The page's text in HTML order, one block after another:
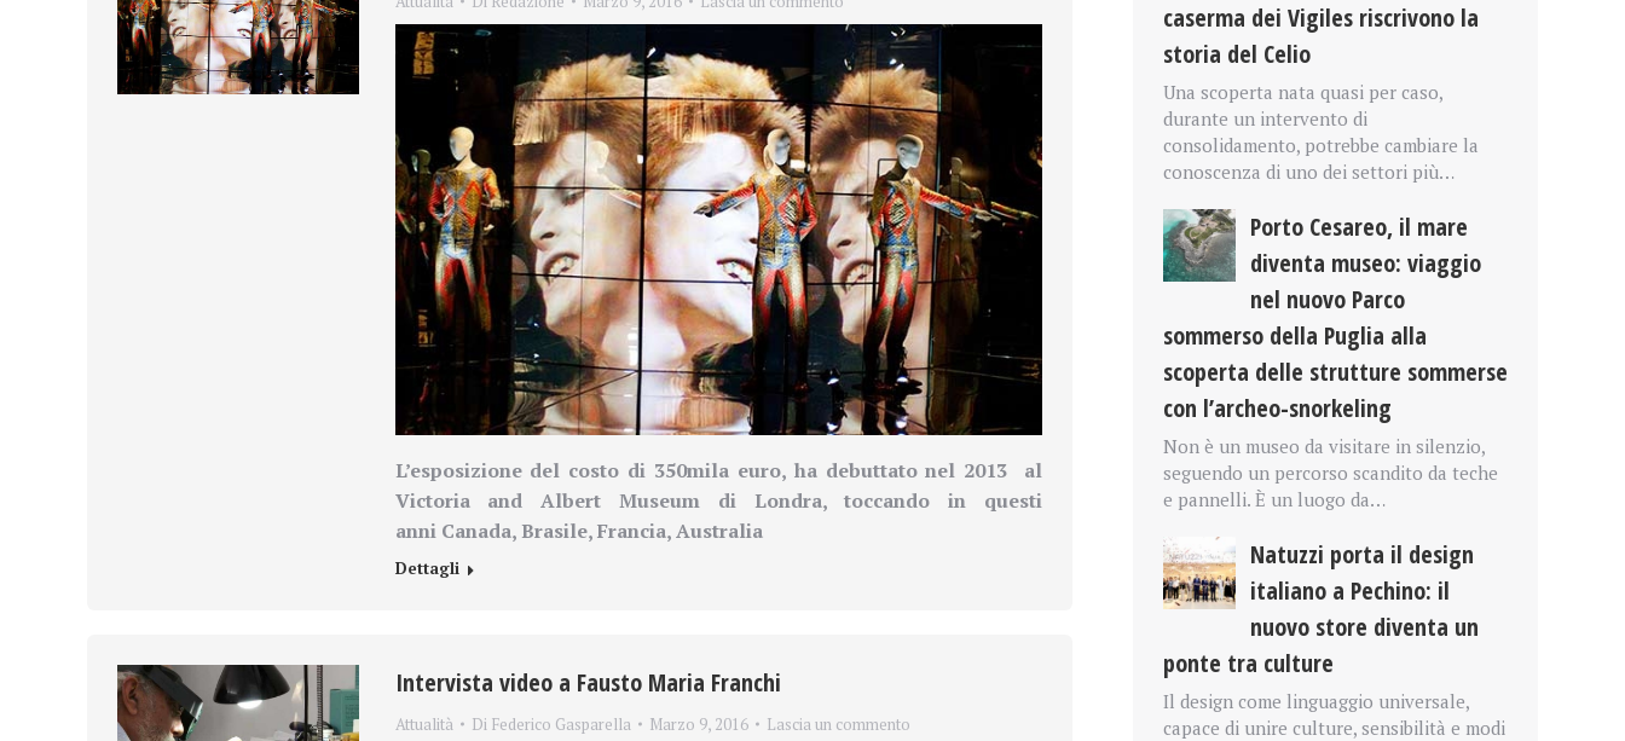
L’esposizione del costo di 350mila euro, ha debuttato nel 2013
al
Victoria and Albert Museum di Londra, toccando in questi
anni Canada, Brasile, Francia, Australia
Dettagli
Intervista video a Fausto Maria Franchi
Attualità Di Federico Gasparella Marzo 9, 2016 Lascia un commento
caserma dei Vigiles riscrivono la
storia del Celio
Una scoperta nata quasi per caso,
durante un intervento di
consolidamento, potrebbe cambiare la
conoscenza di uno dei settori più…
Porto Cesareo, il mare
diventa museo: viaggio
nel nuovo Parco
sommerso della Puglia alla
scoperta delle strutture sommerse
con l’archeo-snorkeling
Non è un museo da visitare in silenzio,
seguendo un percorso scandito da teche
e pannelli. È un luogo da…
Natuzzi porta il design
italiano a Pechino: il
nuovo store diventa un
ponte tra culture
Il design come linguaggio universale,
capace di unire culture, sensibilità e modi